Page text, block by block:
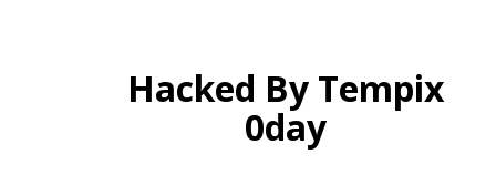
Hacked By Tempix
0day